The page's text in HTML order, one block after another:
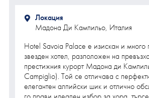
Локация
Мадона Ди Кампильо, Италия
Hotel Savoia Palace е изискан и много
звезден хотел, разположен на
престижния курорт Мадона ди
Campiglio). Той се отличава с
елегантен алпийски шик и отлично